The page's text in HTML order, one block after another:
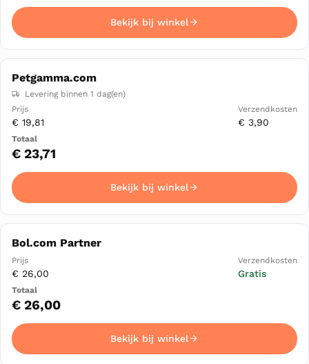
Bekijk bij winkel
Petgamma.com
Levering binnen 1 dag(en)
€ 19,81 € 3,90
€ 23,71
Bekijk bij winkel
Bol.com Partner
€ 26,00 Gratis
€ 26,00
Bekijk bij winkel